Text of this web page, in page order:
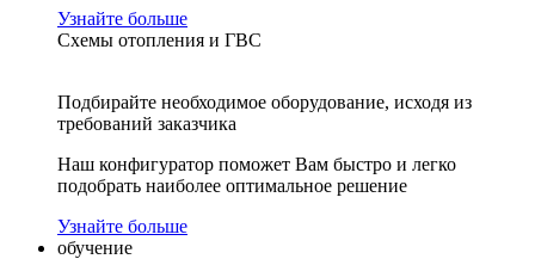
Узнайте больше
Схемы отопления и ГВС
Подбирайте необходимое оборудование, исходя из
требований заказчика
Наш конфигуратор поможет Вам быстро и легко
подобрать наиболее оптимальное решение
Узнайте больше
обучение